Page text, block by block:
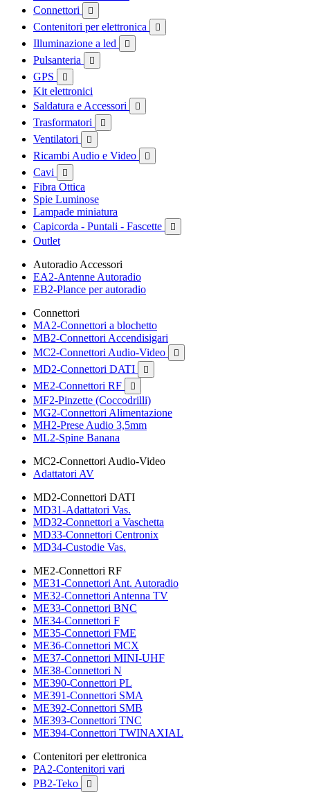
Connettori

Contenitori per elettronica 
Illuminazione a led 
Pulsanteria 
GPS 
Kit elettronici
Saldatura e Accessori

Trasformatori 
Ventilatori 
Ricambi Audio e Video 
Cavi 
Fibra Ottica
Spie Luminose
Lampade miniatura
Capicorda - Puntali - Fascette

Outlet
Autoradio Accessori
EA2-Antenne Autoradio
EB2-Plance per autoradio
Connettori
MA2-Connettori a blochetto
MB2-Connettori Accendisigari
MC2-Connettori Audio-Video

MD2-Connettori DATI 
ME2-Connettori RF 
MF2-Pinzette (Coccodrilli)
MG2-Connettori Alimentazione
MH2-Prese Audio 3,5mm
ML2-Spine Banana
MC2-Connettori Audio-Video
Adattatori AV
MD2-Connettori DATI
MD31-Adattatori Vas.
MD32-Connettori a Vaschetta
MD33-Connettori Centronix
MD34-Custodie Vas.
ME2-Connettori RF
ME31-Connettori Ant. Autoradio
ME32-Connettori Antenna TV
ME33-Connettori BNC
ME34-Connettori F
ME35-Connettori FME
ME36-Connettori MCX
ME37-Connettori MINI-UHF
ME38-Connettori N
ME390-Connettori PL
ME391-Connettori SMA
ME392-Connettori SMB
ME393-Connettori TNC
ME394-Connettori TWINAXIAL
Contenitori per elettronica
PA2-Contenitori vari
PB2-Teko
